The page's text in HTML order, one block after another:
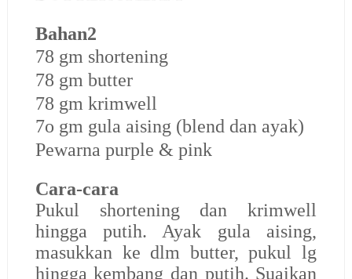
Bahan2
78 gm shortening
78 gm butter
78 gm krimwell
7o gm gula aising (blend dan ayak)
Pewarna purple & pink
Cara-cara
Pukul shortening dan krimwell
hingga putih. Ayak gula aising,
masukkan ke dlm butter, pukul lg
hingga kembang dan putih. Suaikan